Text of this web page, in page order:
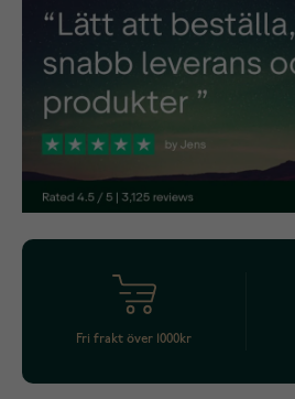
Fri frakt över 1000kr